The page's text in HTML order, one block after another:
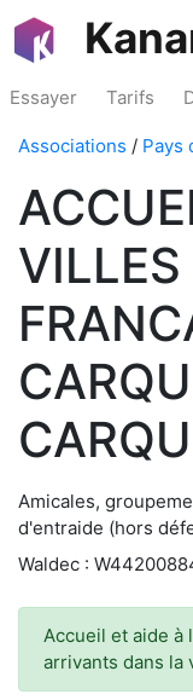
Essayer Tarifs
Associations / Pays
VILLES
Amicales,
d'entraide (hors
Waldec :
Accueil et aide à
arrivants dans la